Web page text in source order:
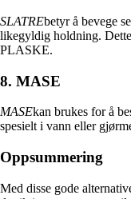
SLATREbetyr å bevege
likegyldig holdning.
PLASKE.
8. MASE
MASEkan brukes for å
spesielt i vann eller
Oppsummering
Med disse gode